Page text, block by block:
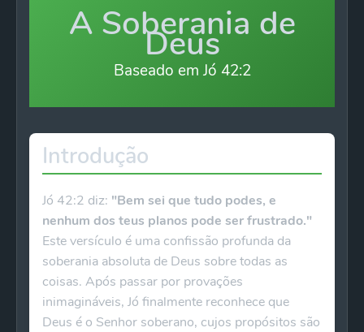
A Soberania de
Deus
Baseado em Jó 42:2
Introdução
Jó 42:2 diz: "Bem sei que tudo podes, e
nenhum dos teus planos pode ser frustrado."
Este versículo é uma confissão profunda da
soberania absoluta de Deus sobre todas as
coisas. Após passar por provações
inimagináveis, Jó finalmente reconhece que
Deus é o Senhor soberano, cujos propósitos são